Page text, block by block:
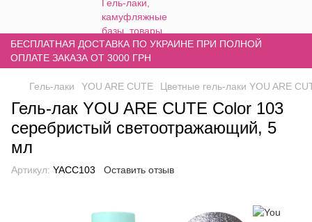
БЕСПЛАТНАЯ ДОСТАВКА ПО УКРАИНЕ ПРИ ПОЛНОЙ
ОПЛАТЕ ЗАКАЗА ОТ 3000 ГРН
Гель-лаки YOU ARE CUTE Цветные гель-лаки YOU ARE
Гель-лак YOU ARE CUTE Color 103
серебристый светоотражающий, 5
мл
Артикул: YACC103 Оставить отзыв